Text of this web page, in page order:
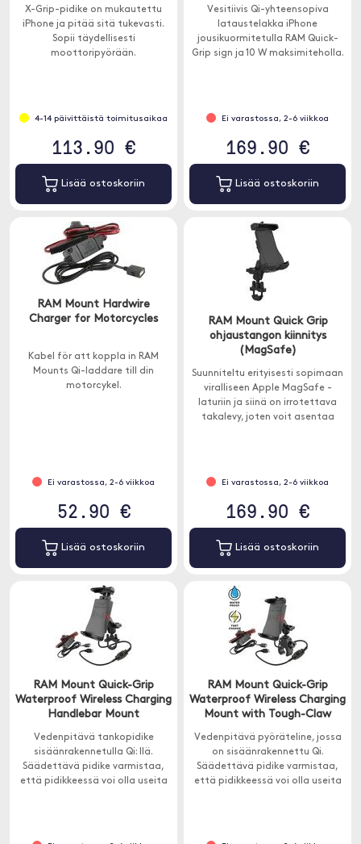
X-Grip-pidike on mukautettu
iPhone ja pitää sitä tukevasti.
Sopii täydellisesti
moottoripyörään.
4-14 päivittäistä toimitusaikaa
113.90 €
Lisää ostoskoriin
Vesitiivis Qi-yhteensopiva
lataustelakka iPhone
jousikuormitetulla RAM Quick-
Grip sign ja 10 W maksimiteholla.
Ei varastossa, 2-6 viikkoa
169.90 €
Lisää ostoskoriin
RAM Mount Hardwire
Charger for Motorcycles
Kabel för att koppla in RAM
Mounts Qi-laddare till din
motorcykel.
Ei varastossa, 2-6 viikkoa
52.90 €
Lisää ostoskoriin
RAM Mount Quick Grip
ohjaustangon kiinnitys
(MagSafe)
Suunniteltu erityisesti sopimaan
viralliseen Apple MagSafe -
laturiin ja siinä on irrotettava
takalevy, joten voit asentaa
Ei varastossa, 2-6 viikkoa
169.90 €
Lisää ostoskoriin
RAM Mount Quick-Grip
Waterproof Wireless Charging
Handlebar Mount
Vedenpitävä tankopidike
sisäänrakennetulla Qi: llä.
Säädettävä pidike varmistaa,
että pidikkeessä voi olla useita
RAM Mount Quick-Grip
Waterproof Wireless Charging
Mount with Tough-Claw
Vedenpitävä pyöräteline, jossa
on sisäänrakennettu Qi.
Säädettävä pidike varmistaa,
että pidikkeessä voi olla useita